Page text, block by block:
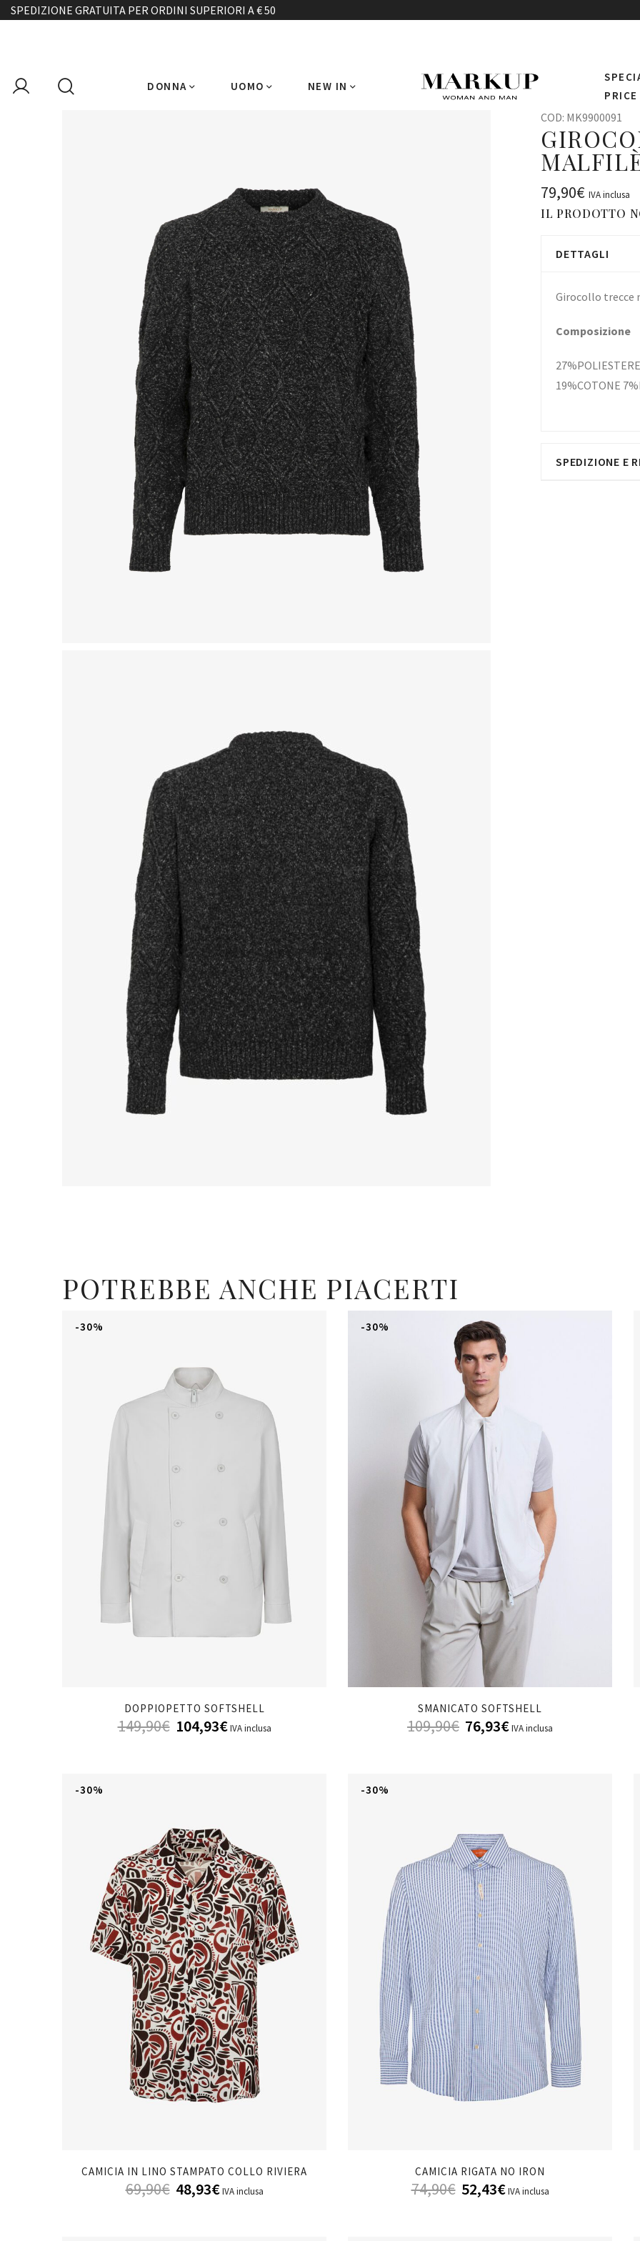
SPEDIZIONE GRATUITA PER ORDINI SUPERIORI A € 50
DONNA UOMO NEW IN
PRICE
COD: MK9900091
79,90€ IVA inclusa
IL PRODOTTO
DETTAGLI
Girocollo trecce
Composizione
19%COTONE
SPEDIZIONE E
POTREBBE ANCHE PIACERTI
-30%
DOPPIOPETTO SOFTSHELL
149,90€ 104,93€ IVA inclusa
-30%
SMANICATO SOFTSHELL
109,90€ 76,93€IVA inclusa
-30%
CAMICIA IN LINO STAMPATO COLLO RIVIERA
69,90€ 48,93€ IVA inclusa
-30%
CAMICIA RIGATA NO IRON
74,90€ 52,43€ IVA inclusa